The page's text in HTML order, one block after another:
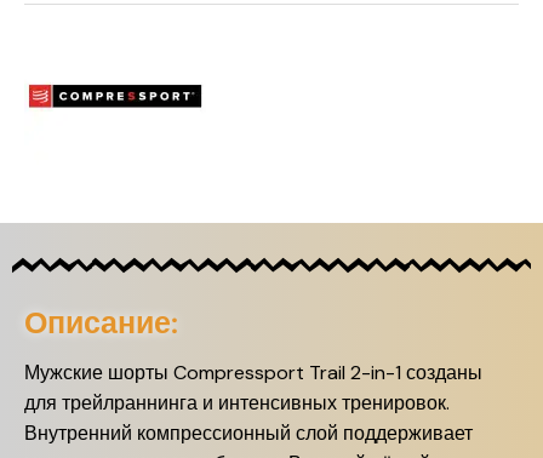
Описание:
Мужские шорты Compressport Trail 2-in-1 созданы
для трейлраннинга и интенсивных тренировок.
Внутренний компрессионный слой поддерживает